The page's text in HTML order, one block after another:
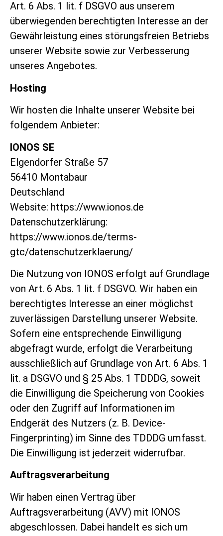
Art. 6 Abs. 1 lit. f DSGVO aus unserem
überwiegenden berechtigten Interesse an der
Gewährleistung eines störungsfreien Betriebs
unserer Website sowie zur Verbesserung
unseres Angebotes.
Hosting
Wir hosten die Inhalte unserer Website bei
folgendem Anbieter:
IONOS SE
Elgendorfer Straße 57
56410 Montabaur
Deutschland
Website: https://www.ionos.de
Datenschutzerklärung:
https://www.ionos.de/terms-
gtc/datenschutzerklaerung/
Die Nutzung von IONOS erfolgt auf Grundlage
von Art. 6 Abs. 1 lit. f DSGVO. Wir haben ein
berechtigtes Interesse an einer möglichst
zuverlässigen Darstellung unserer Website.
Sofern eine entsprechende Einwilligung
abgefragt wurde, erfolgt die Verarbeitung
ausschließlich auf Grundlage von Art. 6 Abs. 1
lit. a DSGVO und § 25 Abs. 1 TDDDG, soweit
die Einwilligung die Speicherung von Cookies
oder den Zugriff auf Informationen im
Endgerät des Nutzers (z. B. Device-
Fingerprinting) im Sinne des TDDDG umfasst.
Die Einwilligung ist jederzeit widerrufbar.
Auftragsverarbeitung
Wir haben einen Vertrag über
Auftragsverarbeitung (AVV) mit IONOS
abgeschlossen. Dabei handelt es sich um